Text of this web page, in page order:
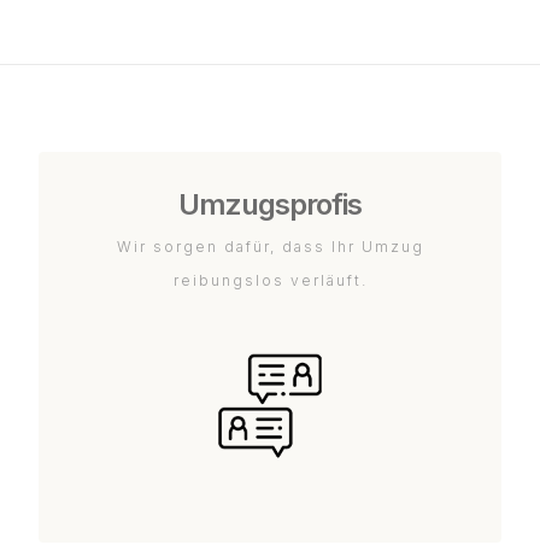
Umzugsprofis
Wir sorgen dafür, dass Ihr Umzug
reibungslos verläuft.